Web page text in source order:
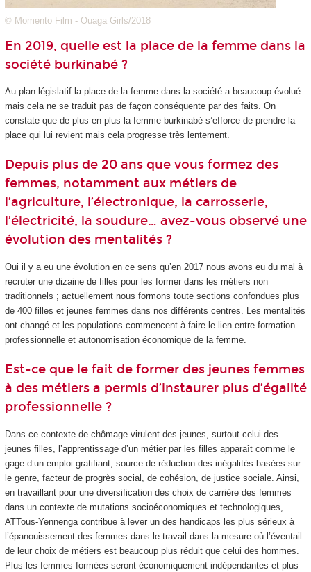
© Momento Film - Ouaga Girls/2018
En 2019, quelle est la place de la femme dans la
société burkinabé ?
Au plan législatif la place de la femme dans la société a beaucoup évolué
mais cela ne se traduit pas de façon conséquente par des faits. On
constate que de plus en plus la femme burkinabé s’efforce de prendre la
place qui lui revient mais cela progresse très lentement.
Depuis plus de 20 ans que vous formez des
femmes, notamment aux métiers de
l’agriculture, l’électronique, la carrosserie,
l’électricité, la soudure… avez-vous observé une
évolution des mentalités ?
Oui il y a eu une évolution en ce sens qu’en 2017 nous avons eu du mal à
recruter une dizaine de filles pour les former dans les métiers non
traditionnels ; actuellement nous formons toute sections confondues plus
de 400 filles et jeunes femmes dans nos différents centres. Les mentalités
ont changé et les populations commencent à faire le lien entre formation
professionnelle et autonomisation économique de la femme.
Est-ce que le fait de former des jeunes femmes
à des métiers a permis d’instaurer plus d’égalité
professionnelle ?
Dans ce contexte de chômage virulent des jeunes, surtout celui des
jeunes filles, l’apprentissage d’un métier par les filles apparaît comme le
gage d’un emploi gratifiant, source de réduction des inégalités basées sur
le genre, facteur de progrès social, de cohésion, de justice sociale. Ainsi,
en travaillant pour une diversification des choix de carrière des femmes
dans un contexte de mutations socioéconomiques et technologiques,
ATTous-Yennenga contribue à lever un des handicaps les plus sérieux à
l’épanouissement des femmes dans le travail dans la mesure où l’éventail
de leur choix de métiers est beaucoup plus réduit que celui des hommes.
Plus les femmes formées seront économiquement indépendantes et plus